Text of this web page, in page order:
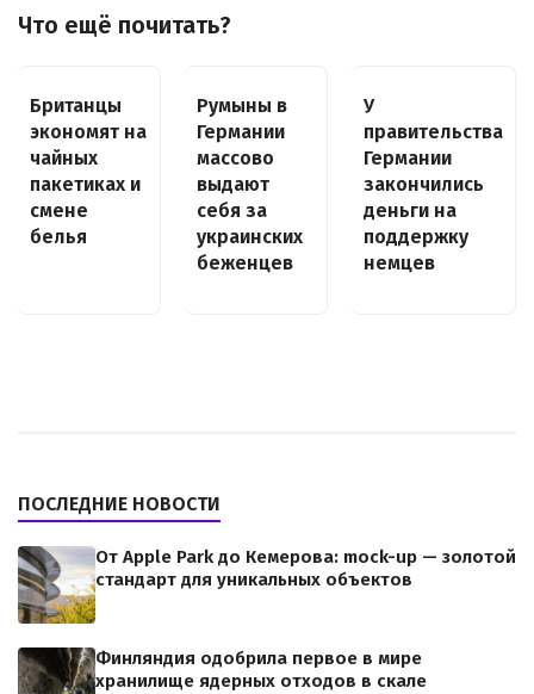
Что ещё почитать?
Британцы
экономят на
чайных
пакетиках и
смене
белья
Румыны в
Германии
массово
выдают
себя за
украинских
беженцев
У
правительства
Германии
закончились
деньги на
поддержку
немцев
ПОСЛЕДНИЕ НОВОСТИ
От Apple Park до Кемерова: mock-up — золотой
стандарт для уникальных объектов
Финляндия одобрила первое в мире
хранилище ядерных отходов в скале